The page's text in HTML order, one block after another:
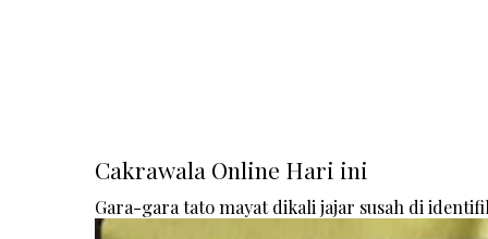
Cakrawala Online Hari ini
Gara-gara tato mayat dikali jajar susah di